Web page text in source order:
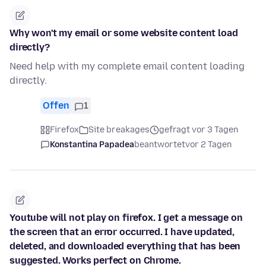
Why won't my email or some website content load
directly?
Need help with my complete email content loading
directly.
Offen 1
Firefox Site breakages
gefragt vor 3 Tagen
Konstantina Papadeabeantwortetvor 2 Tagen
Youtube will not play on firefox. I get a message on
the screen that an error occurred. I have updated,
deleted, and downloaded everything that has been
suggested. Works perfect on Chrome.